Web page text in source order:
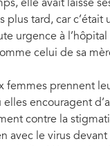
elle avait laissé
plus tard, car c’était
urgence à
celui de sa
femmes prennent
elles encouragent
contre la
avec le virus